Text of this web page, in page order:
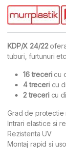
KDP/X 24/22
tuburi, furtunuri
16 trecericu
4 trecericu
2 trecericu
Grad de protectie
Intrari elastice si
Rezistenta UV
Montaj rapid si